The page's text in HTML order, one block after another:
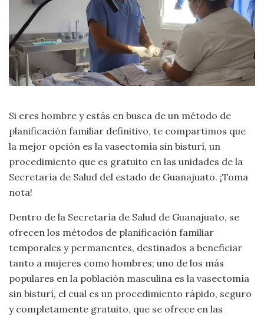
Si eres hombre y estás en busca de un método de
planificación familiar definitivo, te compartimos que
la mejor opción es la vasectomía sin bisturí, un
procedimiento que es gratuito en las unidades de la
Secretaría de Salud del estado de Guanajuato. ¡Toma
nota!
Dentro de la Secretaría de Salud de Guanajuato, se
ofrecen los métodos de planificación familiar
temporales y permanentes, destinados a beneficiar
tanto a mujeres como hombres; uno de los más
populares en la población masculina es la vasectomía
sin bisturí, el cual es un procedimiento rápido, seguro
y completamente gratuito, que se ofrece en las